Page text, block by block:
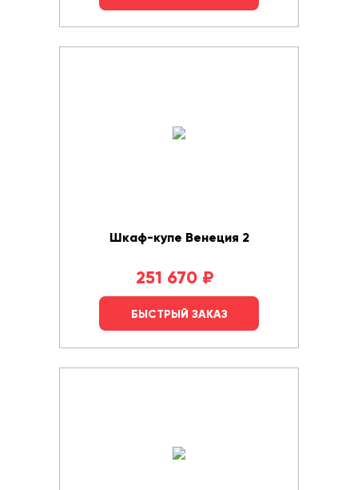
Шкаф-купе Венеция 2
251 670 ₽
БЫСТРЫЙ ЗАКАЗ